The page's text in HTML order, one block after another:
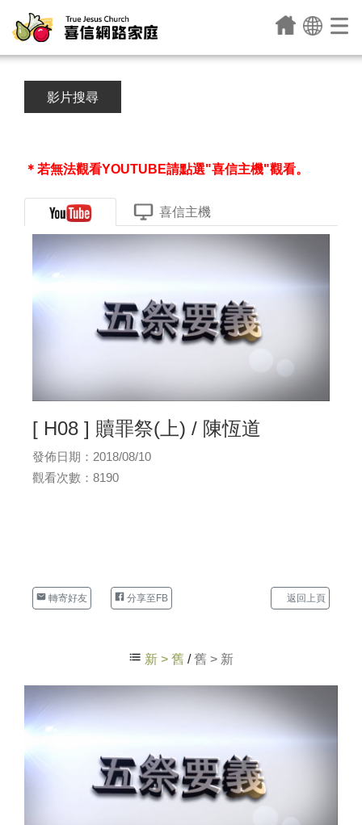
影片搜尋
＊若無法觀看YOUTUBE請點選"喜信主機"觀看。
喜信主機
[ H08 ] 贖罪祭(上) / 陳恆道
發佈日期：2018/08/10
觀看次數：8190
轉寄好友 分享至FB 返回上頁
新 > 舊 /舊 > 新